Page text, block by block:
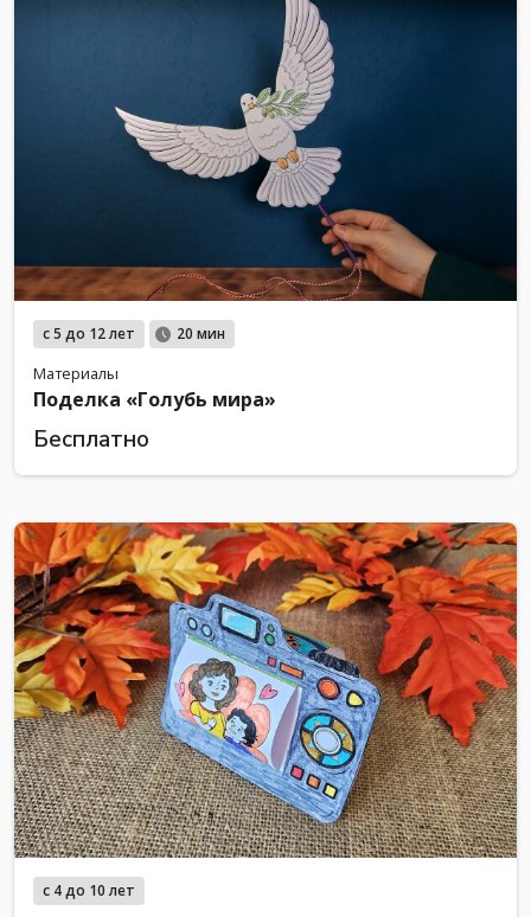
с 5 до 12 лет 20 мин
Материалы
Поделка «Голубь мира»
Бесплатно
с 4 до 10 лет